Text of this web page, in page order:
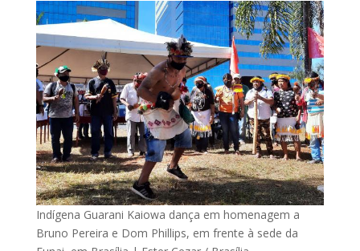
Indígena Guarani Kaiowa dança em homenagem a
Bruno Pereira e Dom Phillips, em frente à sede da